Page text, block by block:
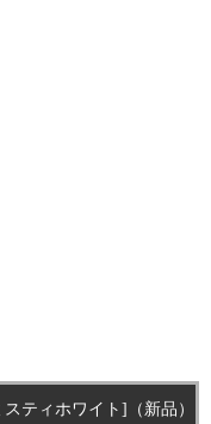
ティホワイト]（新品）